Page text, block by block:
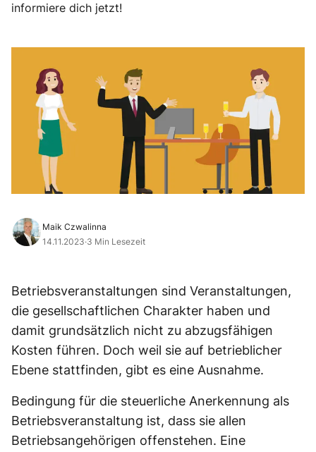
informiere dich jetzt!
Maik Czwalinna
14.11.2023·3 Min Lesezeit
Betriebsveranstaltungen sind Veranstaltungen,
die gesellschaftlichen Charakter haben und
damit grundsätzlich nicht zu abzugsfähigen
Kosten führen. Doch weil sie auf betrieblicher
Ebene stattfinden, gibt es eine Ausnahme.
Bedingung für die steuerliche Anerkennung als
Betriebsveranstaltung ist, dass sie allen
Betriebsangehörigen offenstehen. Eine